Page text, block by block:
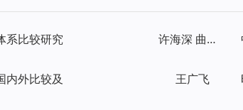
系比较研究 许海深 曲兆东
内外比较及 王广飞